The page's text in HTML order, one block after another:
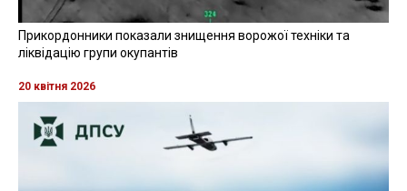
Прикордонники показали знищення ворожої техніки та
ліквідацію групи окупантів
20 квітня 2026